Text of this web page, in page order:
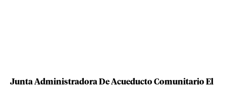
Junta Administradora De Acueducto Comunitario El